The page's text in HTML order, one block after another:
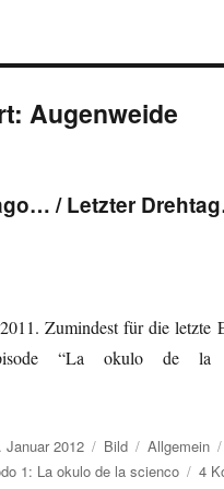
Augenweide
/ Letzter
Zumindest für die letzte
“La okulo de la
Januar 2012 Format
Bild Kategorien
Allgemein
1: La okulo de la scienco 4